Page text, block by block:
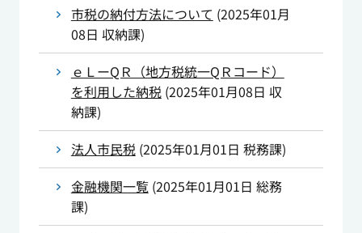
市税の納付方法について (2025年01月
08日 収納課)
ｅＬーQＲ（地方税統一QＲコード）
を利用した納税(2025年01月08日 収
納課)
法人市民税(2025年01月01日 税務課)
金融機関一覧(2025年01月01日 総務
課)